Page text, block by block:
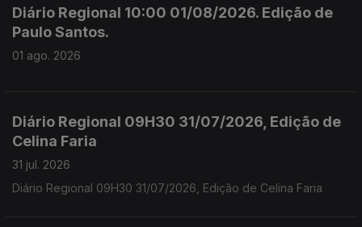
Diário Regional 10:00 01/08/2026. Edição de
Paulo Santos.
01 ago. 2026
Diário Regional 09H30 31/07/2026, Edição de
Celina Faria
31 jul. 2026
Diário Regional 09H30 31/07/2026, Edição de Celina Faria